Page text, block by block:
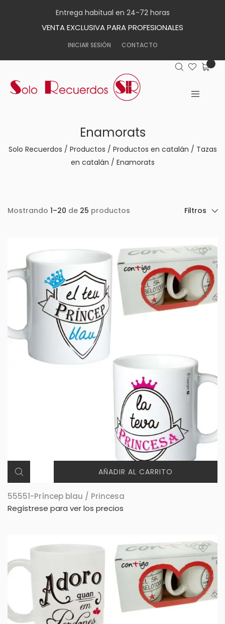
Entrega habitual en 24-72 horas
VENTA EXCLUSIVA PARA PROFESIONALES
INICIAR SESIÓN CONTACTO
Enamorats
Solo Recuerdos / Productos / Productos en catalán / Tazas
en catalán / Enamorats
Mostrando 1–20 de 25 productos Filtros
AÑADIR AL CARRITO
55551-Príncep blau / Princesa
Regístrese para ver los precios